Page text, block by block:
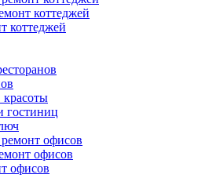
коттеджей
коттеджей
красоты
гостиниц
офисов
офисов
офисов